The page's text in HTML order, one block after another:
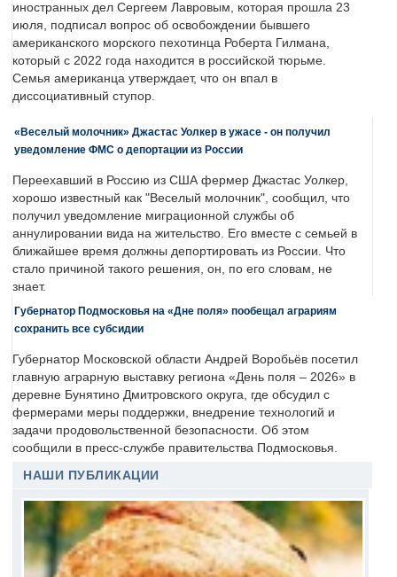
иностранных дел Сергеем Лавровым, которая прошла 23
июля, подписал вопрос об освобождении бывшего
американского морского пехотинца Роберта Гилмана,
который с 2022 года находится в российской тюрьме.
Семья американца утверждает, что он впал в
диссоциативный ступор.
«Веселый молочник» Джастас Уолкер в ужасе - он получил
уведомление ФМС о депортации из России
Переехавший в Россию из США фермер Джастас Уолкер,
хорошо известный как "Веселый молочник", сообщил, что
получил уведомление миграционной службы об
аннулировании вида на жительство. Его вместе с семьей в
ближайшее время должны депортировать из России. Что
стало причиной такого решения, он, по его словам, не
знает.
Губернатор Подмосковья на «Дне поля» пообещал аграриям
сохранить все субсидии
Губернатор Московской области Андрей Воробьёв посетил
главную аграрную выставку региона «День поля – 2026» в
деревне Бунятино Дмитровского округа, где обсудил с
фермерами меры поддержки, внедрение технологий и
задачи продовольственной безопасности. Об этом
сообщили в пресс-службе правительства Подмосковья.
НАШИ ПУБЛИКАЦИИ